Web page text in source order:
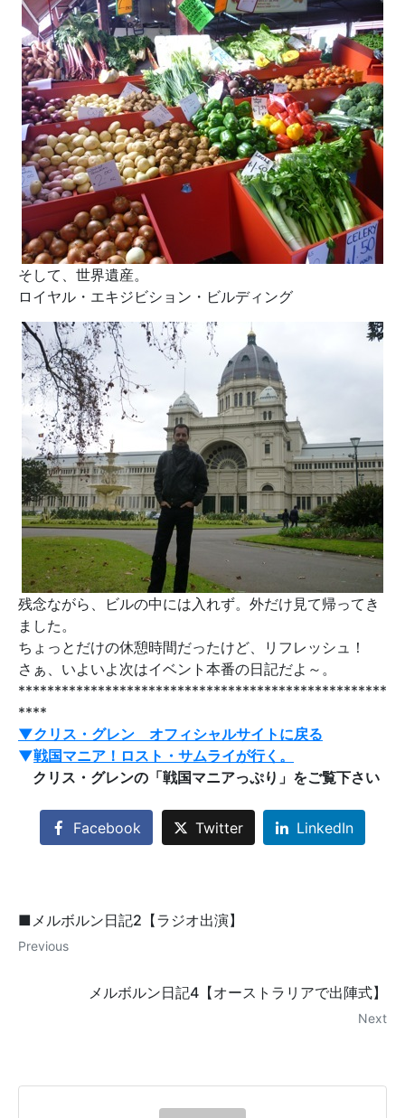
そして、世界遺産。
ロイヤル・エキジビション・ビルディング
残念ながら、ビルの中には入れず。外だけ見て帰ってき
ました。
ちょっとだけの休憩時間だったけど、リフレッシュ！
さぁ、いよいよ次はイベント本番の日記だよ～。
***************************************************
****
▼クリス・グレン オフィシャルサイトに戻る
▼戦国マニア！ロスト・サムライが行く。
クリス・グレンの「戦国マニアっぷり」をご覧下さい
Facebook Twitter LinkedIn
■メルボルン日記2【ラジオ出演】
Previous
メルボルン日記4【オーストラリアで出陣式】
Next